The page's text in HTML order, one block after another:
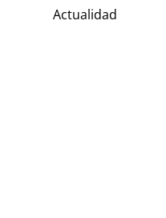
Actualidad